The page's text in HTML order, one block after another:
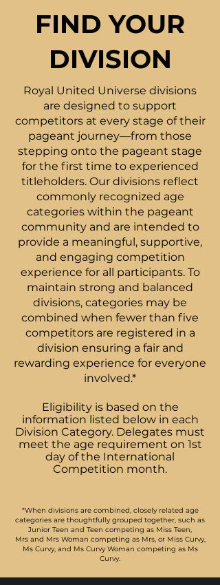
FIND YOUR
DIVISION
​Royal United Universe divisions
are designed to support
competitors at every stage of their
pageant journey—from those
stepping onto the pageant stage
for the first time to experienced
titleholders. Our divisions reflect
commonly recognized age
categories within the pageant
community and are intended to
provide a meaningful, supportive,
and engaging competition
experience for all participants. To
maintain strong and balanced
divisions, categories may be
combined when fewer than five
competitors are registered in a
division ensuring a fair and
rewarding experience for everyone
involved.*
​Eligibility is based on the
information listed below in each
Division Category. Delegates must
meet the age requirement on 1st
day of the International
Competition month.
*When divisions are combined, closely related age
categories are thoughtfully grouped together, such as
Junior Teen and Teen competing as Miss Teen,
Mrs and Mrs Woman competing as Mrs, or Miss Curvy,
Ms Curvy, and Ms Curvy Woman competing as Ms
Curvy.